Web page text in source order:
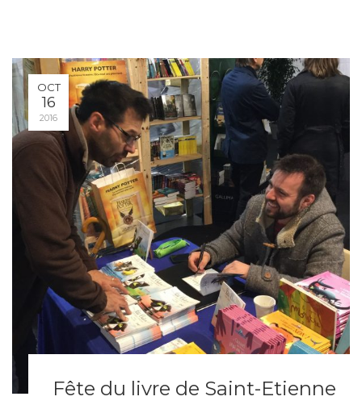
OCT
16
2016
Fête du livre de Saint-Etienne